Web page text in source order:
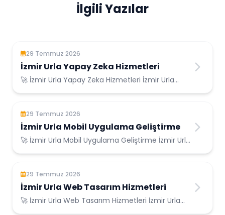
İlgili Yazılar
29 Temmuz 2026
İzmir Urla Yapay Zeka Hizmetleri
🚀 İzmir Urla Yapay Zeka Hizmetleri İzmir Urla
29 Temmuz 2026
İzmir Urla Mobil Uygulama Geliştirme
🚀 İzmir Urla Mobil Uygulama Geliştirme İzmir Urla
29 Temmuz 2026
İzmir Urla Web Tasarım Hizmetleri
🚀 İzmir Urla Web Tasarım Hizmetleri İzmir Urla